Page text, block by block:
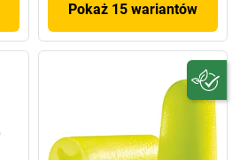
Pokaż 15 wariantów